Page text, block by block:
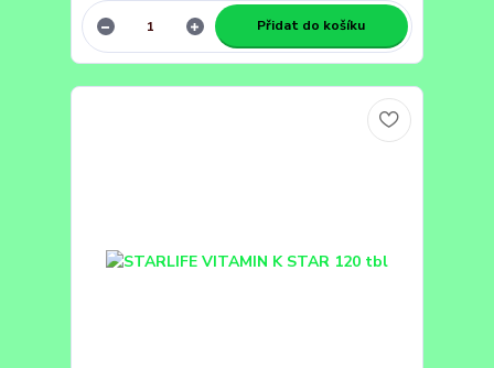
Přidat do košíku